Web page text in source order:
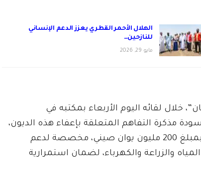
الهلال الأحمر القطري يعزز الدعم الإنساني
للنازحين…
مايو 29, 2026
خلال لقائه اليوم الأربعاء بمكتبه في
مذكرة التفاهم المتعلقة بإعفاء هذه الديون،
كما استعرض الاجتماع موقف تنفيذ منحة صينية سابقة بمبلغ 200 مليون يوان صيني، مخصصة لدعم
والزراعة والكهرباء، لضمان استمرارية